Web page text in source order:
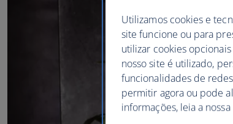
Utilizamos cookies e
site funcione ou para
utilizar cookies
nosso site é utilizado,
funcionalidades de
permitir agora ou pode
informações, leia a